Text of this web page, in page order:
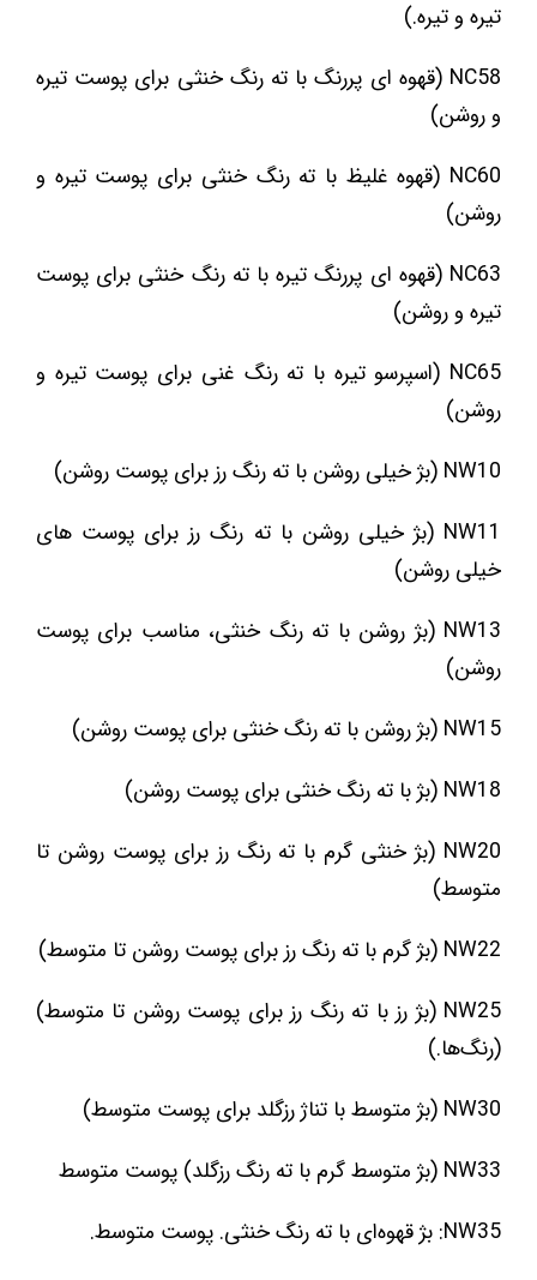
تیره و تیره.)
NC58 (قهوه ای پررنگ با ته رنگ خنثی برای پوست تیره
و روشن)
NC60 (قهوه غلیظ با ته رنگ خنثی برای پوست تیره و
روشن)
NC63 (قهوه ای پررنگ تیره با ته رنگ خنثی برای پوست
تیره و روشن)
NC65 (اسپرسو تیره با ته رنگ غنی برای پوست تیره و
روشن)
NW10 (بژ خیلی روشن با ته رنگ رز برای پوست روشن)
NW11 (بژ خیلی روشن با ته رنگ رز برای پوست های
خیلی روشن)
NW13 (بژ روشن با ته رنگ خنثی، مناسب برای پوست
روشن)
NW15 (بژ روشن با ته رنگ خنثی برای پوست روشن)
NW18 (بژ با ته رنگ خنثی برای پوست روشن)
NW20 (بژ خنثی گرم با ته رنگ رز برای پوست روشن تا
متوسط)
NW22 (بژ گرم با ته رنگ رز برای پوست روشن تا متوسط)
NW25 (بژ رز با ته رنگ رز برای پوست روشن تا متوسط)
(رنگ‌ها.)
NW30 (بژ متوسط با تناژ رزگلد برای پوست متوسط)
NW33 (بژ متوسط گرم با ته رنگ رزگلد) پوست متوسط
NW35: بژ قهوه‌ای با ته رنگ خنثی. پوست متوسط.